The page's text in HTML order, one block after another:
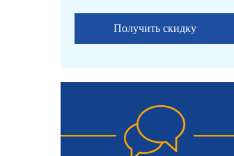
Получить скидку